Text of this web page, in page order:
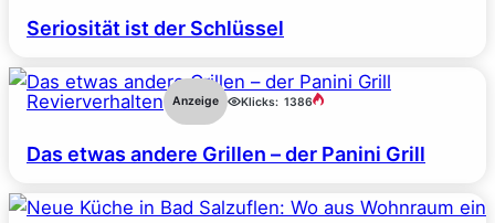
Seriosität ist der Schlüssel
Revierverhalten Anzeige Klicks: 1386
Das etwas andere Grillen – der Panini Grill